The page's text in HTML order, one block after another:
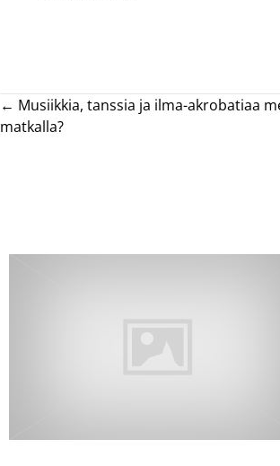
Posts
navigation
← Musiikkia, tanssia ja ilma-akrobatiaa
matkalla?